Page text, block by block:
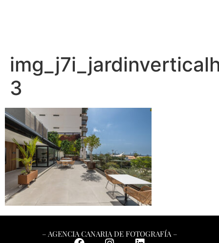
3
– AGENCIA CANARIA DE FOTOGRAFÍA –